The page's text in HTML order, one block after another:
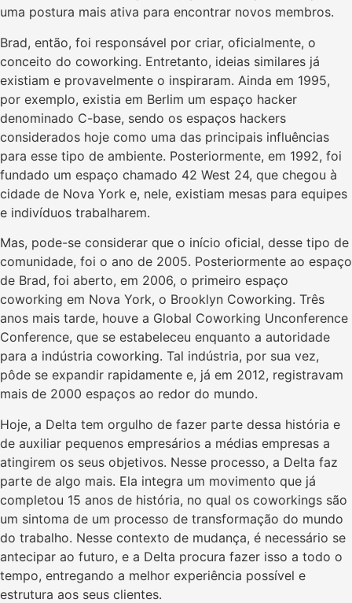
uma postura mais ativa para encontrar novos membros.
Brad, então, foi responsável por criar, oficialmente, o
conceito do coworking. Entretanto, ideias similares já
existiam e provavelmente o inspiraram. Ainda em 1995,
por exemplo, existia em Berlim um espaço hacker
denominado C-base, sendo os espaços hackers
considerados hoje como uma das principais influências
para esse tipo de ambiente. Posteriormente, em 1992, foi
fundado um espaço chamado 42 West 24, que chegou à
cidade de Nova York e, nele, existiam mesas para equipes
e indivíduos trabalharem.
Mas, pode-se considerar que o início oficial, desse tipo de
comunidade, foi o ano de 2005. Posteriormente ao espaço
de Brad, foi aberto, em 2006, o primeiro espaço
coworking em Nova York, o Brooklyn Coworking. Três
anos mais tarde, houve a Global Coworking Unconference
Conference, que se estabeleceu enquanto a autoridade
para a indústria coworking. Tal indústria, por sua vez,
pôde se expandir rapidamente e, já em 2012, registravam
mais de 2000 espaços ao redor do mundo.
Hoje, a Delta tem orgulho de fazer parte dessa história e
de auxiliar pequenos empresários a médias empresas a
atingirem os seus objetivos. Nesse processo, a Delta faz
parte de algo mais. Ela integra um movimento que já
completou 15 anos de história, no qual os coworkings são
um sintoma de um processo de transformação do mundo
do trabalho. Nesse contexto de mudança, é necessário se
antecipar ao futuro, e a Delta procura fazer isso a todo o
tempo, entregando a melhor experiência possível e
estrutura aos seus clientes.